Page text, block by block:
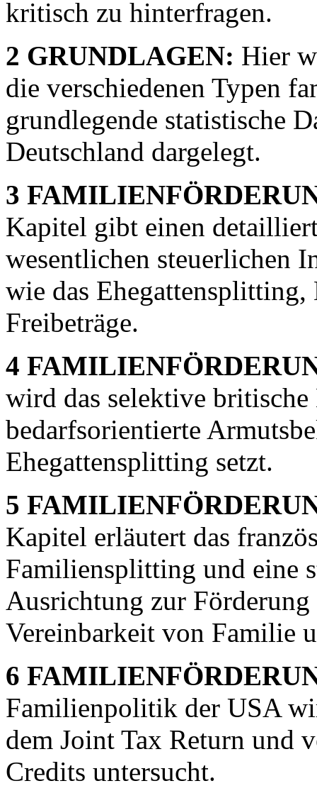
kritisch zu hinterfragen.
2 GRUNDLAGEN: Hier
die verschiedenen Typen
grundlegende statistische
Deutschland dargelegt.
3
Kapitel gibt einen
wesentlichen steuerlichen
wie das
Freibeträge.
4
wird das selektive
bedarfsorientierte
Ehegattensplitting setzt.
5
Kapitel erläutert das
Familiensplitting und eine
Ausrichtung zur
Vereinbarkeit von Familie
6
Familienpolitik der USA
dem Joint Tax Return und
Credits untersucht.